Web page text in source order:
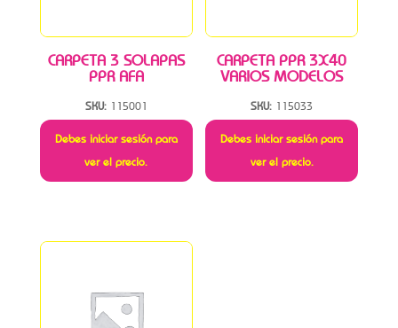
CARPETA 3 SOLAPAS
PPR AFA
SKU: 115001
Debes iniciar sesión para
ver el precio.
CARPETA PPR 3X40
VARIOS MODELOS
SKU: 115033
Debes iniciar sesión para
ver el precio.